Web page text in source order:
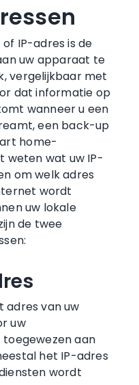
IP-adres is de
uw apparaat te
vergelijkbaar met
dat informatie op
wanneer u een
een back-up
home-
weten wat uw IP-
om welk adres
wordt
uw lokale
de twee
adres van uw
uw
aan
het IP-adres
wordt